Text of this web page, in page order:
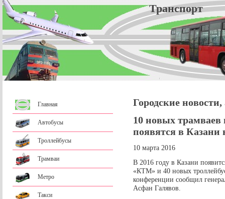
Главная
Автобусы
Троллейбусы
Трамваи
Метро
Такси
Городские
10 новых трамваев
появятся в Казани
10 марта 2016
В 2016 году в Казани
«КТМ» и 40 новых
конференции сообщил
Асфан Галявов.